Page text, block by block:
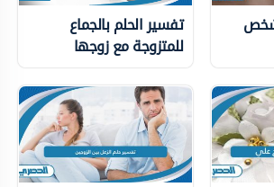
تفسير الحلم بالجماع
للمتزوجة مع زوجها